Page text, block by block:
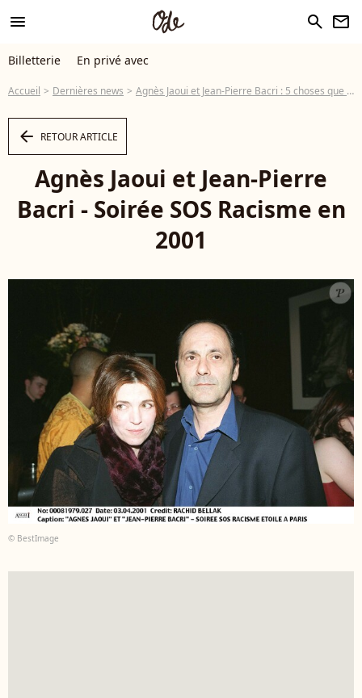
menu search newsletter
Billetterie En privé avec
Accueil Dernières news Agnès Jaoui et Jean-Pierre Bacri : 5 choses que vous ne savez pas sur le tandem
arrow_left RETOUR ARTICLE
Agnès Jaoui et Jean-Pierre
Bacri - Soirée SOS Racisme en
2001
© BestImage